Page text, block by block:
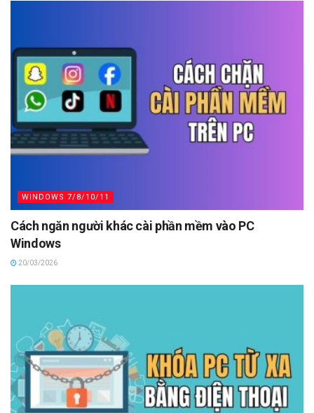
WINDOWS 7/8/10/11
Cách ngăn người khác cài phần mềm vào PC
Windows
20/03/2026